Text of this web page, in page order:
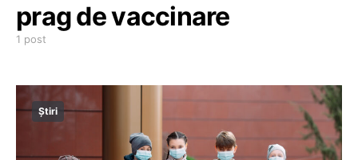
prag de vaccinare
1 post
Știri